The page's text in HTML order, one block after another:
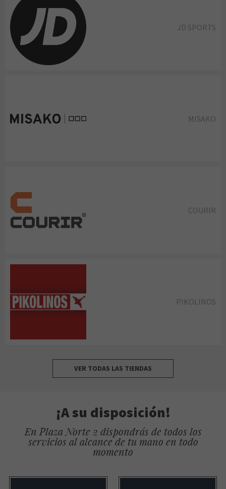
JD SPORTS
MISAKO
COURIR
PIKOLINOS
VER TODAS LAS TIENDAS
¡A su disposición!
En Plaza Norte 2 dispondrás de todos los
servicios al alcance de tu mano en todo
momento